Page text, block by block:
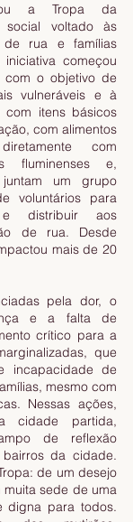
a Tropa da
social voltado às
de rua e famílias
começou
o objetivo de
vulneráveis e à
itens básicos
com alimentos
com
fluminenses e,
um grupo
voluntários para
e distribuir aos
de rua. Desde
mais de 20
pela dor, o
e a falta de
crítico para a
que
incapacidade de
mesmo com
Nessas ações,
cidade partida,
de reflexão
da cidade.
de um desejo
sede de uma
digna para todos.